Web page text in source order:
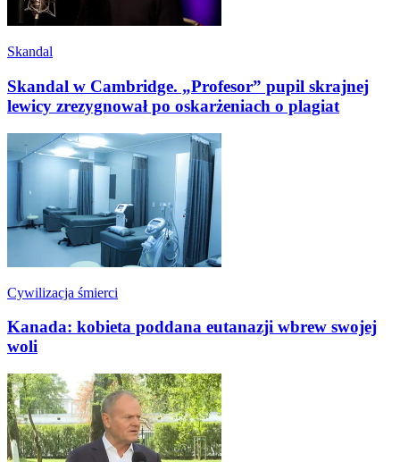
Skandal
Skandal w Cambridge. „Profesor” pupil skrajnej
lewicy zrezygnował po oskarżeniach o plagiat
Cywilizacja śmierci
Kanada: kobieta poddana eutanazji wbrew swojej
woli